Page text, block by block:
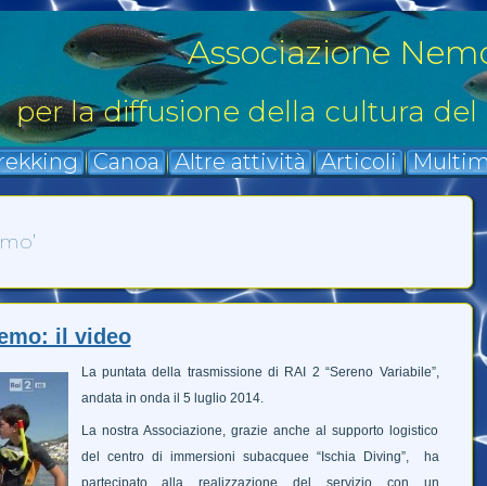
Associazione
per la diffusione della cultura del
Canoa Altre attività Articoli
il video
La puntata della trasmissione di RAI 2 “Sereno Variabile”,
andata in onda il 5 luglio 2014.
La nostra Associazione, grazie anche al supporto logistico
del centro di immersioni subacquee “Ischia Diving”, ha
partecipato alla realizzazione del servizio con un
Un contributo
all'ampliamento
della Conoscenza
Ecologica Locale.
Siamo lieti di